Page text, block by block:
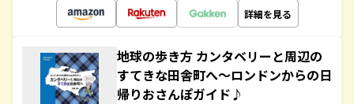
詳細を見る
地球の歩き方 カンタベリーと周辺の
すてきな田舎町へ～ロンドンからの日
帰りおさんぽガイド♪